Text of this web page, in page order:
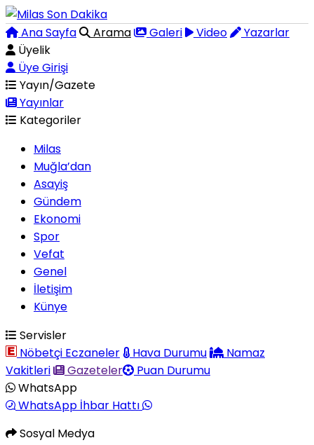
Ana Sayfa Arama Galeri Video
Yazarlar
Üyelik
Üye Girişi
Yayın/Gazete
Yayınlar
Kategoriler
Milas
Muğla’dan
Asayiş
Gündem
Ekonomi
Spor
Vefat
Genel
İletişim
Künye
Servisler
Nöbetçi Eczaneler
Hava Durumu
Namaz
Vakitleri
Gazeteler
Puan Durumu
WhatsApp
WhatsApp İhbar Hattı
Sosyal Medya